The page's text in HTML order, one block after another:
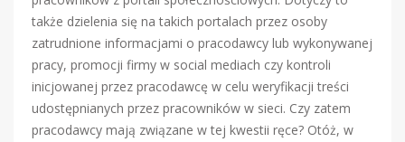
także dzielenia się na takich portalach przez osoby
zatrudnione informacjami o pracodawcy lub wykonywanej
pracy, promocji firmy w social mediach czy kontroli
inicjowanej przez pracodawcę w celu weryfikacji treści
udostępnianych przez pracowników w sieci. Czy zatem
pracodawcy mają związane w tej kwestii ręce? Otóż, w